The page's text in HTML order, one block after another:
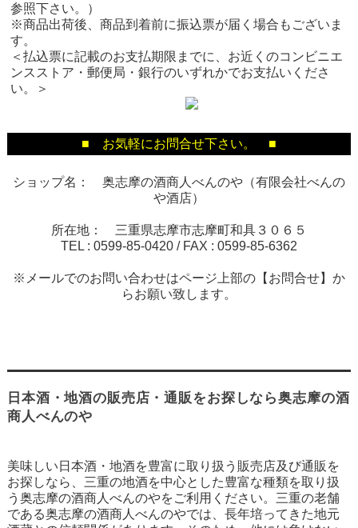
参照下さい。）
※商品出荷後、商品到着前に振込票が届く場合もございま
す。
＜払込票に記載のお支払期限までに、お近くのコンビニエ
ンスストア・郵便局・銀行のいずれかでお支払いくださ
い。＞
■ お気軽にお問合せ下さい。 ■
ショップ名： 奥志摩の酒商人べんのや（有限会社べんの
や酒店）
所在地： 三重県志摩市志摩町和具３０６５
TEL : 0599-85-0420 / FAX : 0599-85-6362
※メールでのお問い合わせはページ上部の【お問合せ】か
らお願い致します。
日本酒・地酒の販売店・通販をお探しなら奥志摩の酒
商人べんのや
美味しい日本酒・地酒を豊富に取り扱う販売店及び通販を
お探しなら、三重の地酒を中心とした豊富な種類を取り扱
う奥志摩の酒商人べんのやをご利用ください。三重の老舗
である奥志摩の酒商人べんのやでは、長年培ってきた地元